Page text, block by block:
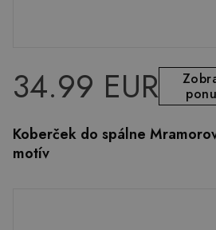
34.99 EUR
Koberček do spálne
motív